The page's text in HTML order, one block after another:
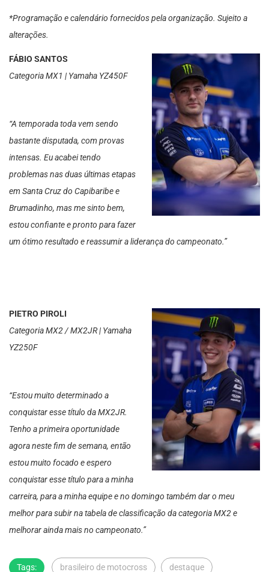
*Programação e calendário fornecidos pela organização. Sujeito a
alterações.
FÁBIO SANTOS
Categoria MX1 | Yamaha YZ450F
“A temporada toda vem sendo
bastante disputada, com provas
intensas. Eu acabei tendo
problemas nas duas últimas etapas
em Santa Cruz do Capibaribe e
Brumadinho, mas me sinto bem,
estou confiante e pronto para fazer
um ótimo resultado e reassumir a liderança do campeonato.”
PIETRO PIROLI
Categoria MX2 / MX2JR | Yamaha
YZ250F
“Estou muito determinado a
conquistar esse título da MX2JR.
Tenho a primeira oportunidade
agora neste fim de semana, então
estou muito focado e espero
conquistar esse título para a minha
carreira, para a minha equipe e no domingo também dar o meu
melhor para subir na tabela de classificação da categoria MX2 e
melhorar ainda mais no campeonato.”
Tags: brasileiro de motocross destaque